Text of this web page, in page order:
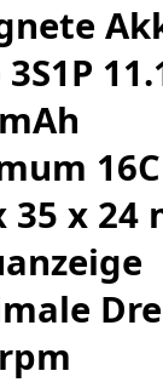
35 x 24